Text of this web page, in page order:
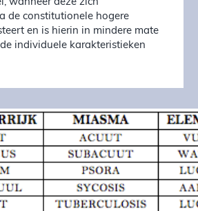
wanneer deze zich
de constitutionele hogere
en is hierin in mindere mate
individuele karakteristieken